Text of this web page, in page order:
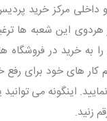
و داخلی مرکز خرید
هردوی این شعبه ها
را به خرید در
کار های خود برای
اینگونه می توانید
زنید.